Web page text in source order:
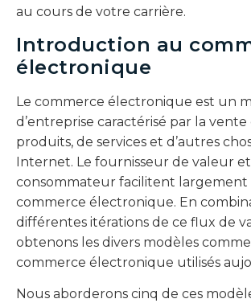
au cours de votre carrière.
Introduction au
électronique
Le commerce électronique est un
d’entreprise caractérisé par la vente
produits, de services et d’autres
Internet. Le fournisseur de valeur
consommateur facilitent largement
commerce électronique. En
différentes itérations de ce flux de
obtenons les divers modèles
commerce électronique utilisés
Nous aborderons cinq de ces